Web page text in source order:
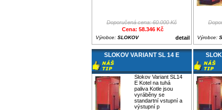
Doporučená cena: 60.000 Kč
Cena: 58.346 Kč
detail
Výrobce: SLOKOV Výrobce:
SLOKOV VARIANT SL 14 E
Slokov Variant SL14
E Kotel na tuhá
paliva Kotle jsou
vyráběny se
standartní vstupní a
výstupní p